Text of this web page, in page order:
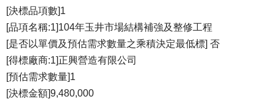
[決標品項數]1
[品項名稱:1]104年玉井市場結構補強及整修工程
[是否以單價及預估需求數量之乘積決定最低標] 否
[得標廠商:1]正興營造有限公司
[預估需求數量]1
[決標金額]9,480,000